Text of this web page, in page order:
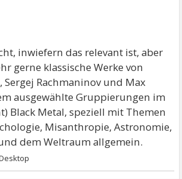
inwiefern das relevant ist, aber
gerne klassische Werke von
Sergej Rachmaninov und Max
ausgewählte Gruppierungen im
Black Metal, speziell mit Themen
Misanthropie, Astronomie,
dem Weltraum allgemein.